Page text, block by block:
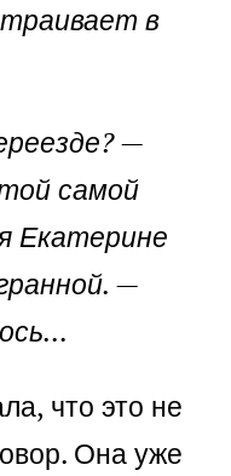
в
—
самой
Екатерине
—
что это не
Она уже